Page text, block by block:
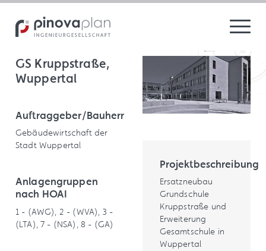
GS Kruppstraße,
Wuppertal
Auftraggeber/Bauherr
Gebäudewirtschaft der
Stadt Wuppertal
Anlagengruppen
nach HOAI
1 - (AWG), 2 - (WVA), 3 -
(LTA), 7 - (NSA), 8 - (GA)
Projektbeschreibung
Ersatzneubau
Grundschule
Kruppstraße und
Erweiterung
Gesamtschule in
Wuppertal